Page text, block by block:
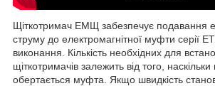
Щіткотримач ЕМЩ забезпечує подавання
струму до електромагнітної муфти серії
виконання. Кількість необхідних для
щіткотримачів залежить від того,
обертається муфта. Якщо швидкість